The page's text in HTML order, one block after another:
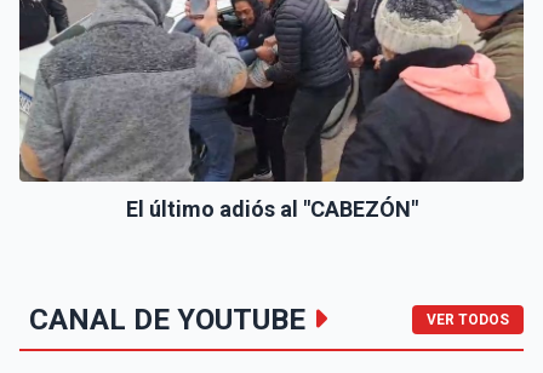
El último adiós al "CABEZÓN"
CANAL DE YOUTUBE VER TODOS